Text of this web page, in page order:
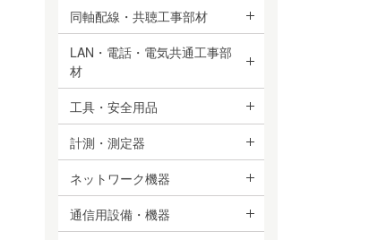
同軸配線・共聴工事部材
LAN・電話・電気共通工事部
材
工具・安全用品
計測・測定器
ネットワーク機器
通信用設備・機器